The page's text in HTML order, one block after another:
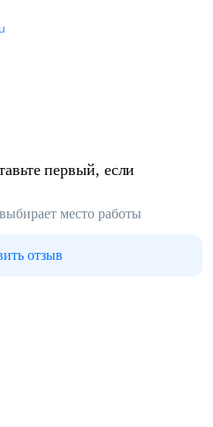
первый, если
место работы
отзыв